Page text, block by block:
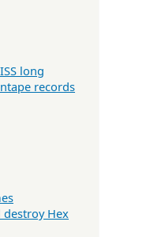
long
records
Hex